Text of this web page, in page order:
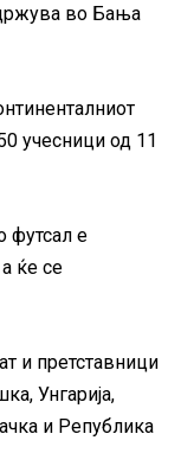
во Бања
учесници од 11
футсал е
ќе се
и претставници
Унгарија,
и Република